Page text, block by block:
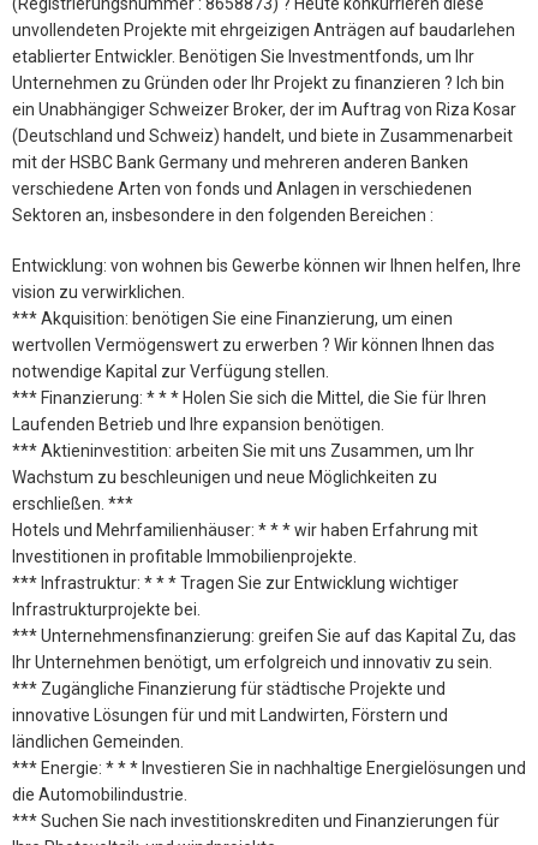
unvollendeten Projekte mit ehrgeizigen Anträgen auf baudarlehen
etablierter Entwickler. Benötigen Sie Investmentfonds, um Ihr
Unternehmen zu Gründen oder Ihr Projekt zu finanzieren ? Ich bin
ein Unabhängiger Schweizer Broker, der im Auftrag von Riza Kosar
(Deutschland und Schweiz) handelt, und biete in Zusammenarbeit
mit der HSBC Bank Germany und mehreren anderen Banken
verschiedene Arten von fonds und Anlagen in verschiedenen
Sektoren an, insbesondere in den folgenden Bereichen :
Entwicklung: von wohnen bis Gewerbe können wir Ihnen helfen, Ihre
vision zu verwirklichen.
*** Akquisition: benötigen Sie eine Finanzierung, um einen
wertvollen Vermögenswert zu erwerben ? Wir können Ihnen das
notwendige Kapital zur Verfügung stellen.
*** Finanzierung: * * * Holen Sie sich die Mittel, die Sie für Ihren
Laufenden Betrieb und Ihre expansion benötigen.
*** Aktieninvestition: arbeiten Sie mit uns Zusammen, um Ihr
Wachstum zu beschleunigen und neue Möglichkeiten zu
erschließen. ***
Hotels und Mehrfamilienhäuser: * * * wir haben Erfahrung mit
Investitionen in profitable Immobilienprojekte.
*** Infrastruktur: * * * Tragen Sie zur Entwicklung wichtiger
Infrastrukturprojekte bei.
*** Unternehmensfinanzierung: greifen Sie auf das Kapital Zu, das
Ihr Unternehmen benötigt, um erfolgreich und innovativ zu sein.
*** Zugängliche Finanzierung für städtische Projekte und
innovative Lösungen für und mit Landwirten, Förstern und
ländlichen Gemeinden.
*** Energie: * * * Investieren Sie in nachhaltige Energielösungen und
die Automobilindustrie.
*** Suchen Sie nach investitionskrediten und Finanzierungen für